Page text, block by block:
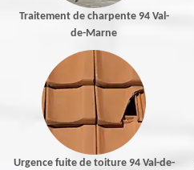
Traitement de charpente 94 Val-
de-Marne
Urgence fuite de toiture 94 Val-de-